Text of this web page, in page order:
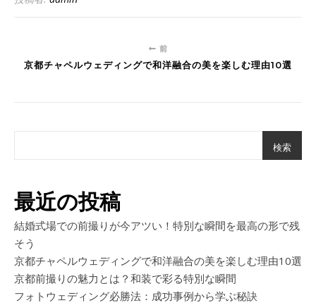
前
京都チャペルウェディングで和洋融合の美を楽しむ理由10選
検索
最近の投稿
結婚式場での前撮りが今アツい！特別な瞬間を最高の形で残
そう
京都チャペルウェディングで和洋融合の美を楽しむ理由10選
京都前撮りの魅力とは？和装で彩る特別な瞬間
フォトウェディング必勝法：成功事例から学ぶ秘訣